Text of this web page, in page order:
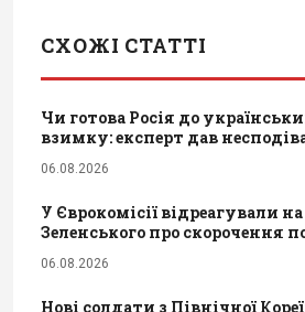
СХОЖІ СТАТТІ
Чи готова Росія до
взимку: експерт дав
06.08.2026
У Єврокомісії відреагували
Зеленського про скорочення
06.08.2026
Нові солдати з Північної